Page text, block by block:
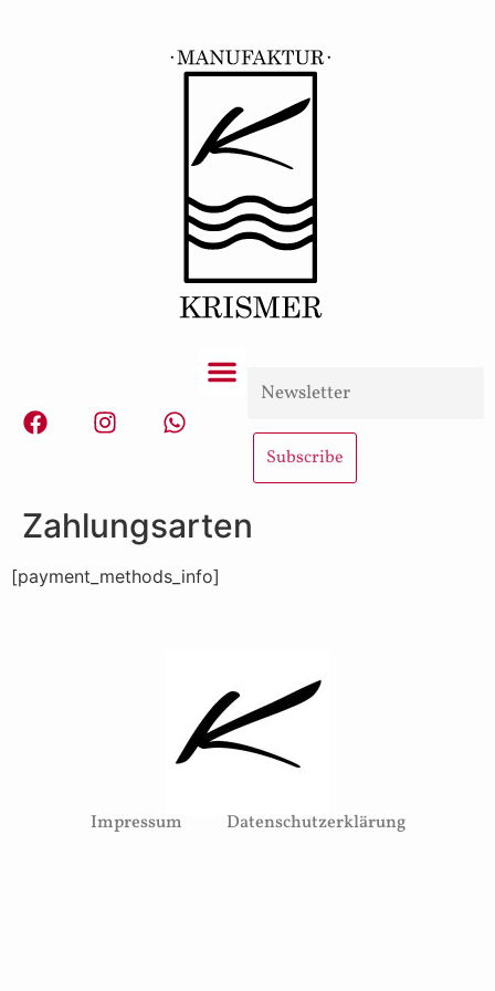
Zahlungsarten
[payment_methods_info]
Impressum Datenschutzerklärung